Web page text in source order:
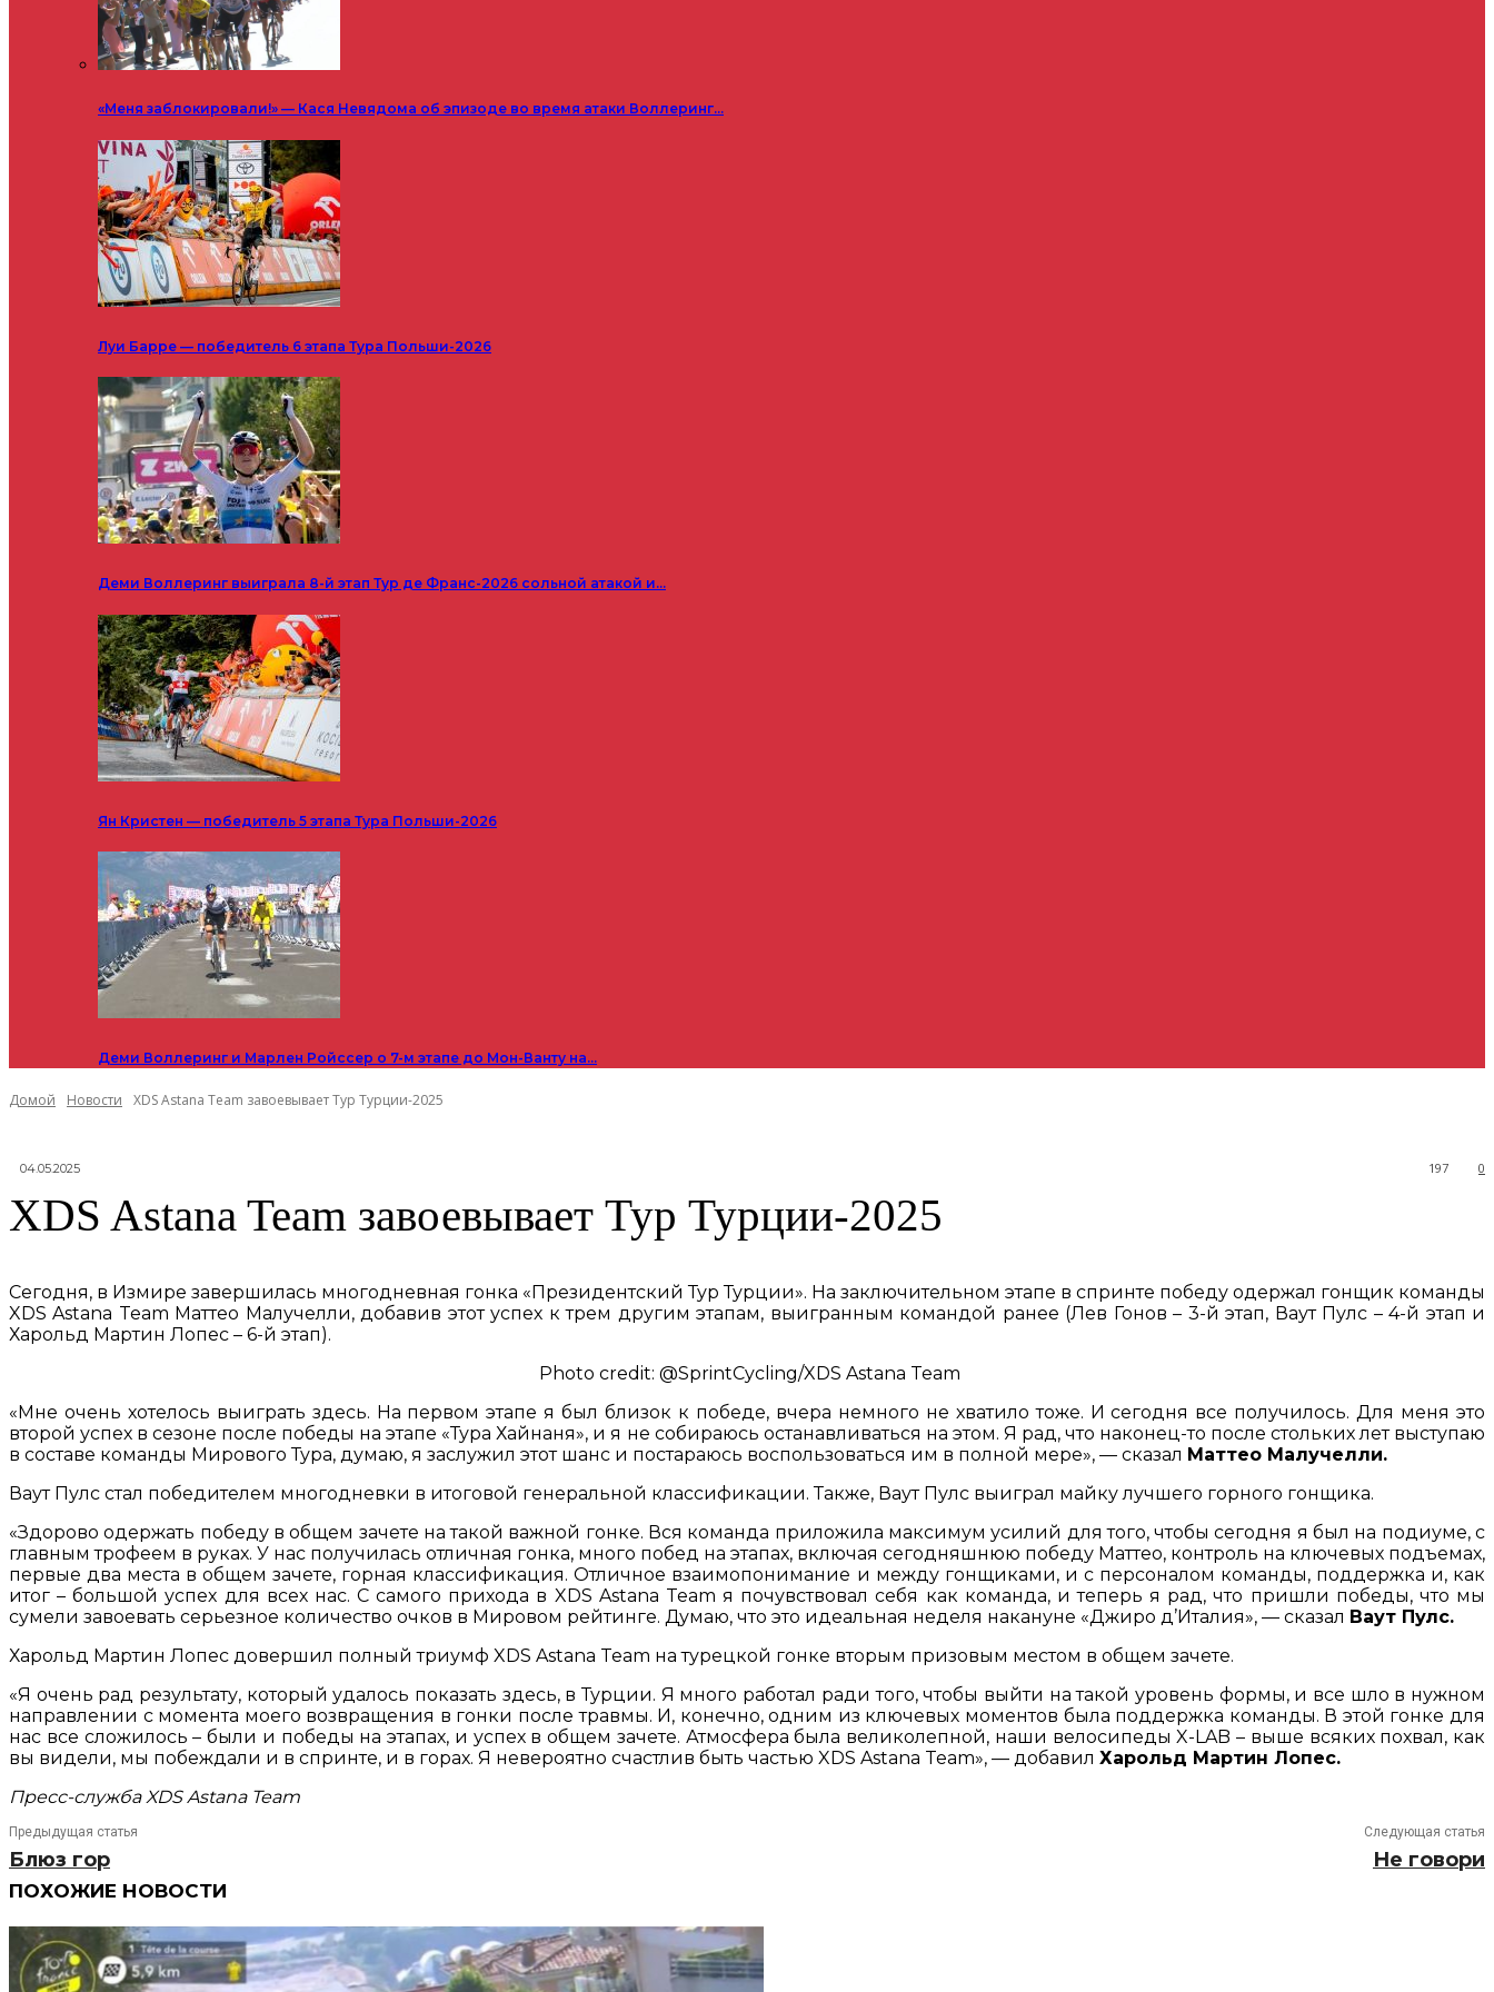
«Меня заблокировали!» — Кася Невядома об эпизоде во время атаки Воллеринг…
Луи Барре — победитель 6 этапа Тура Польши-2026
Деми Воллеринг выиграла 8-й этап Тур де Франс-2026 сольной атакой и…
Ян Кристен — победитель 5 этапа Тура Польши-2026
Деми Воллеринг и Марлен Ройссер о 7-м этапе до Мон-Ванту на…
Домой Новости XDS Astana Team завоевывает Тур Турции-2025
04.05.2025 0
197
XDS Astana Team завоевывает Тур Турции-2025
Сегодня, в Измире завершилась многодневная гонка «Президентский Тур Турции». На заключительном этапе в спринте победу одержал гонщик команды
XDS Astana Team Маттео Малучелли, добавив этот успех к трем другим этапам, выигранным командой ранее (Лев Гонов – 3-й этап, Ваут Пулс – 4-й этап и
Харольд Мартин Лопес – 6-й этап).
Photo credit: @SprintCycling/XDS Astana Team
«Мне очень хотелось выиграть здесь. На первом этапе я был близок к победе, вчера немного не хватило тоже. И сегодня все получилось. Для меня это
второй успех в сезоне после победы на этапе «Тура Хайнаня», и я не собираюсь останавливаться на этом. Я рад, что наконец-то после стольких лет выступаю
в составе команды Мирового Тура, думаю, я заслужил этот шанс и постараюсь воспользоваться им в полной мере», — сказал Маттео Малучелли.
Ваут Пулс стал победителем многодневки в итоговой генеральной классификации. Также, Ваут Пулс выиграл майку лучшего горного гонщика.
«Здорово одержать победу в общем зачете на такой важной гонке. Вся команда приложила максимум усилий для того, чтобы сегодня я был на подиуме, с
главным трофеем в руках. У нас получилась отличная гонка, много побед на этапах, включая сегодняшнюю победу Маттео, контроль на ключевых подъемах,
первые два места в общем зачете, горная классификация. Отличное взаимопонимание и между гонщиками, и с персоналом команды, поддержка и, как
итог – большой успех для всех нас. С самого прихода в XDS Astana Team я почувствовал себя как команда, и теперь я рад, что пришли победы, что мы
сумели завоевать серьезное количество очков в Мировом рейтинге. Думаю, что это идеальная неделя накануне «Джиро д’Италия», — сказал Ваут Пулс.
Харольд Мартин Лопес довершил полный триумф XDS Astana Team на турецкой гонке вторым призовым местом в общем зачете.
«Я очень рад результату, который удалось показать здесь, в Турции. Я много работал ради того, чтобы выйти на такой уровень формы, и все шло в нужном
направлении с момента моего возвращения в гонки после травмы. И, конечно, одним из ключевых моментов была поддержка команды. В этой гонке для
нас все сложилось – были и победы на этапах, и успех в общем зачете. Атмосфера была великолепной, наши велосипеды X-LAB – выше всяких похвал, как
вы видели, мы побеждали и в спринте, и в горах. Я невероятно счастлив быть частью XDS Astana Team», — добавил Харольд Мартин Лопес.
Пресс-служба XDS Astana Team
Предыдущая статья
Блюз гор
Следующая статья
Не говори
ПОХОЖИЕ НОВОСТИ